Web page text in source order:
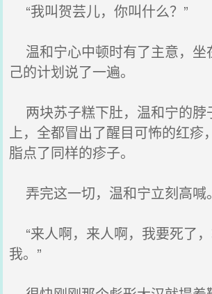
“我叫贺芸儿，你叫什么？”
温和宁心中顿时有了主意，坐
己的计划说了一遍。
两块苏子糕下肚，温和宁的脖
上，全都冒出了醒目可怖的红疹
脂点了同样的疹子。
弄完这一切，温和宁立刻高喊。
“来人啊，来人啊，我要死了
我。”